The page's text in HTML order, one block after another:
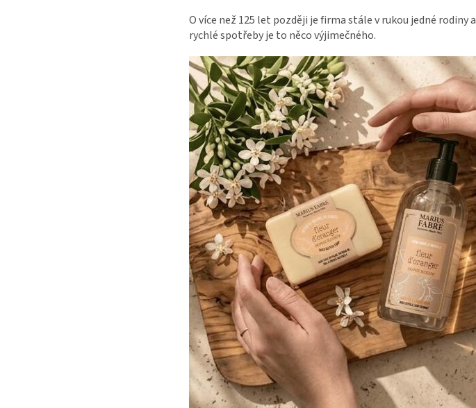
O více než 125 let později je firma stále v rukou jedné rodiny
rychlé spotřeby je to něco výjimečného.